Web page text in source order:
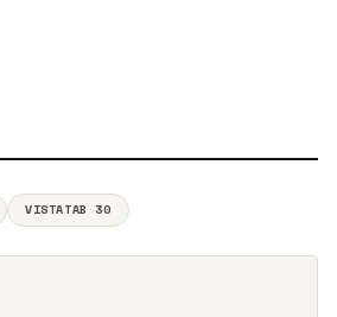
VISTATAB 30